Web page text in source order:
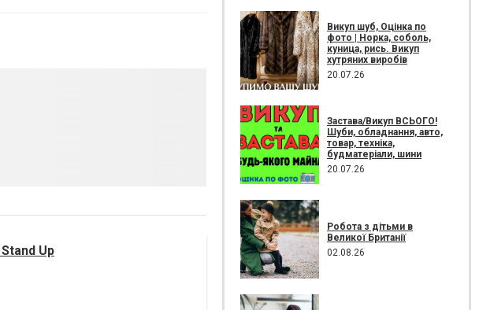
Up
Викуп шуб, Оцінка по
фото | Норка, соболь,
куница, рись. Викуп
хутряних виробів
20.07.26
Застава/Викуп ВСЬОГО!
Шуби, обладнання, авто,
товар, техніка,
будматеріали, шини
20.07.26
Робота з дітьми в
Великої Британії
02.08.26